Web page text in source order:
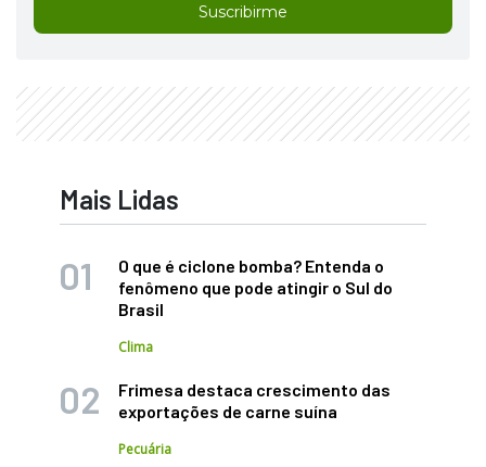
Suscribirme
Mais Lidas
O que é ciclone bomba? Entenda o
fenômeno que pode atingir o Sul do
Brasil
Clima
Frimesa destaca crescimento das
exportações de carne suína
Pecuária